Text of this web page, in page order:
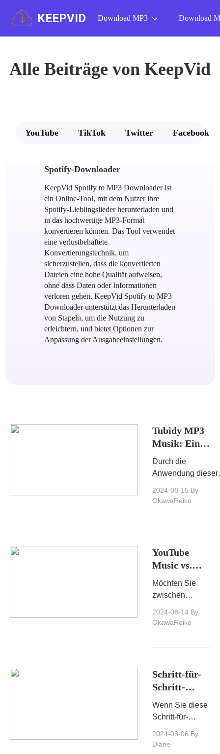
KEEPVID Download MP3 Download
Alle Beiträge von KeepVid
YouTube TikTok Twitter Facebook
Spotify-Downloader
KeepVid Spotify to MP3 Downloader ist
ein Online-Tool, mit dem Nutzer ihre
Spotify-Lieblingslieder herunterladen und
in das hochwertige MP3-Format
konvertieren können. Das Tool verwendet
eine verlustbehaftete
Konvertierungstechnik, um
sicherzustellen, dass die konvertierten
Dateien eine hohe Qualität aufweisen,
ohne dass Daten oder Informationen
verloren gehen. KeepVid Spotify to MP3
Downloader unterstützt das Herunterladen
von Stapeln, um die Nutzung zu
erleichtern, und bietet Optionen zur
Anpassung der Ausgabeeinstellungen.
Tubidy MP3
Musik: Ein
zum Streamen
Herunterladen
Durch die
Anwendung dieser
Tubidy-Erlebnis
optimal nutzen.
2024-08-15 By
OkawaReiko
YouTube
Music vs.
Spotify: Wie
wählt man
Musik-
Möchten Sie
zwischen
und Spotify
Vergleich, um
die beste
Musikstreaming-
Plattform für Sie
2024-08-14 By
OkawaReiko
Schritt-für-
Schritt-
Anleitung:
Wie man
Spotify
Wenn Sie diese
Schritt-für-
befolgen,
2024-08-06 By
Diane